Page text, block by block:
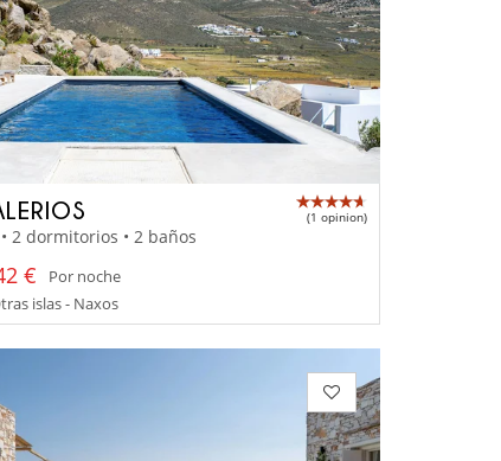
(1 opinion)
2 dormitorios • 2 baños
€
Por noche
islas - Naxos